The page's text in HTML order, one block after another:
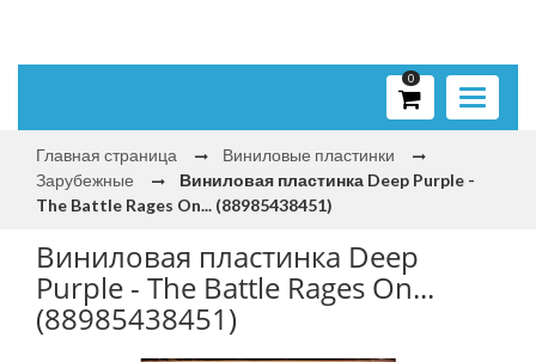
Toggle
0
Главная страница
Виниловые пластинки
Зарубежные
Виниловая пластинка Deep Purple -
The Battle Rages On... (88985438451)
Виниловая пластинка Deep
Purple - The Battle Rages On...
(88985438451)